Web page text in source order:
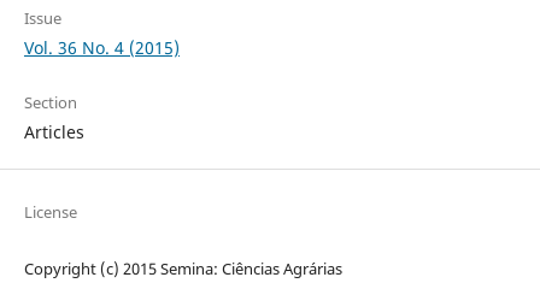
Issue
Vol. 36 No. 4 (2015)
Section
Articles
License
Copyright (c) 2015 Semina: Ciências Agrárias